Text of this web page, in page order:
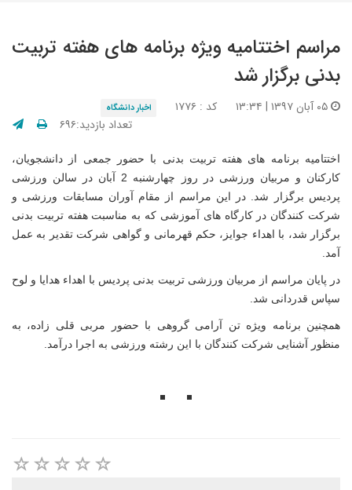
مراسم اختتامیه ویژه برنامه های هفته تربیت
بدنی برگزار شد
کد : ۱۷۷۶ اخبار دانشگاه
تعداد بازدید:۶۹۶
اختتامیه برنامه های هفته تربیت بدنی با حضور جمعی از دانشجویان،
کارکنان و مربیان ورزشی در روز چهارشنبه 2 آبان در سالن ورزشی
پردیس برگزار شد. در این مراسم از مقام آوران مسابقات ورزشی و
شرکت کنندگان در کارگاه های آموزشی که به مناسبت هفته تربیت بدنی
برگزار شد، با اهداء جوایز، حکم قهرمانی و گواهی شرکت تقدیر به عمل
آمد.
در پایان مراسم از مربیان ورزشی تربیت بدنی پردیس با اهداء هدایا و لوح
سپاس قدردانی شد.
همچنین برنامه ویژه تن آرامی گروهی با حضور مربی قلی زاده، به
منظور آشنایی شرکت کنندگان با این رشته ورزشی به اجرا درآمد.